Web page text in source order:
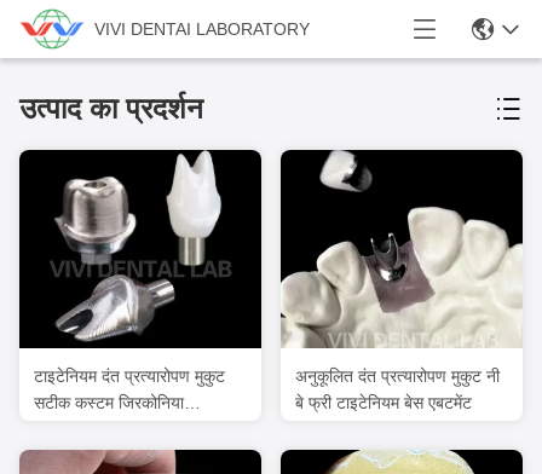
VIVI DENTAI LABORATORY
उत्पाद का प्रदर्शन
टाइटेनियम दंत प्रत्यारोपण मुकुट
सटीक कस्टम जिरकोनिया
अनुकूलित दंत प्रत्यारोपण मुकुट नी
बे फ्री टाइटेनियम बेस एबटमेंट